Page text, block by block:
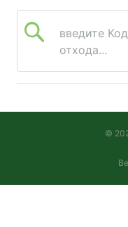
введите
отхода...
©